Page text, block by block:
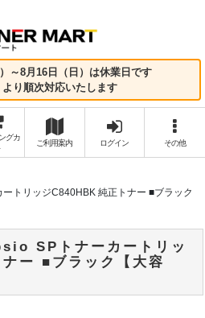
～8月16日（日）は休業日です
り順次対応いたします
グカ
ご利用案内 ログイン その他
トリッジC840HBK 純正トナー ■ブラック
SPトナーカートリッ
ー ■ブラック【大容